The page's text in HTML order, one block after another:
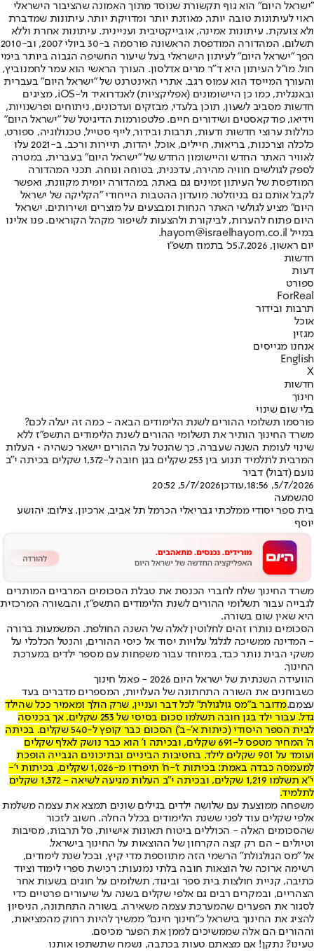
"ישראל היום" הוא גוף תקשורת שנוסד מתוך האמונה שהציבור הישראלי
ראוי לעיתונות טובה יותר, מאוזנת יותר ומדויקת יותר. עיתונות שמדברת
ולא צועקת. עיתונות אמינה, אובייקטיבית ועניינית. עיתונות אחרת וללא
תשלום. המהדורה המודפסת הראשונה פורסמה ב-30 ביולי 2007, וב-2010
הפך "ישראל היום" לעיתון הישראלי בעל שיעור החשיפה הגבוה ביותר בימי
חול. מו"ל העיתון היא ד"ר מרים אדלסון. העורך הראשי הוא עמר לחמנוביץ,
והעורך המייסד הוא עמוס רגב. אתרי האינטרנט של "ישראל היום" בעברית
ובאנגלית, כמו כן היישומונים (אפליקציות) לאנדרואיד ול-iOS, מציגים
חדשות מסביב לשעון, תוכן בלעדי, מבזקים ועדכונים, ניתוחים ופרשנויות,
וידיאו, פודקאסטים ושידורים חיים. פלטפורמות הדיגיטל של "ישראל היום"
כוללות ערוצי חדשות ודעות, תרבות ובידור, לייף סטייל, טכנולוגיה, ספורט,
כלכלה וצרכנות, בריאות, חיילים, אוכל, יהדות, תיירות ורכב. ב-2021 עלו
לאוויר האתר החדש והיישומון החדש של "ישראל היום" בעברית, במטרה
לספק לגולשים חוויה מהירה, עדכנית, בטוחה ונוחה. תכני המהדורה
המודפסת של העיתון זמינים גם באתר, במהדורה יומית מקוונת, ואפשר
לקבל אותם גם בניוזלטר. מועדון ההטבות הייחודי "הקליקה של ישראל
היום" מציע לגולשי האתר הנחות ומבצעים על מוצרים ושירותים. ישראל
היום פתוח להערות, לביקורת ולהצעות לשיפור מקהל הקוראים. פנו אלינו
במייל hayom@israelhayom.co.il.
יום ראשון, 5.7.2026
כ' בתמוז תשפ"ו
חדשות
דעות
ספורט
ForReal
תרבות ובידור
אוכל
מגזין
אנחנו מגייסים
English
X
חדשות
חינוך
בלי שום שינוי
פורסמו תשלומי ההורים לשנת הלימודים הבאה - כמה זה יעלה לכם?
משרד החינוך הותיר את תשלומי ההורים לשנת הלימודים התשפ"ז ללא
שינוי לעומת השנה שעברה, כך שהנטל על ההורים יישאר כשהיה • העלות
המרבית לתלמיד תנוע בין 253 שקלים בגן חובה ל-1,372 שקלים בכיתה י"ב
נועם (דבול) דביר
5/7/2026, 18:56
,עודכן5/7/2026, 20:52
0השמעה
בית ספר יסודי ממלכתי גבריאלי הכרמל תל אביב, ארכיון. צילום: יהושע
יוסף
משרד החינוך שלח לחברי הכנסת את טבלת הסכומים המרביים המותרים
לגבייה עבור תשלומי ההורים לשנת הלימודים התשפ"ז, והבשורה המרכזית
היא שאין שום בשורה.
הסכומים נותרו זהים לחלוטין לאלה של השנה החולפת. המשמעות ברורה
- המדינה ממשיכה לגלגל עלויות יסוד אל כיסי ההורים, והנטל הכלכלי על
משקי הבית נותר כבד, במיוחד עבור משפחות עם מספר ילדים במערכת
החינוך.
הוועידה השנתית של ישראל היום 2026 - פאנל חינוך
כשבוחנים את השורה התחתונה של העלויות, המספרים מדברים בעד
עצמם.מדובר ב"מס גולגולת" לכל דבר ועניין, שרק הולך ומאמיר ככל שהילד
גדל. עבור ילד בגן חובה תשלמו סכום בסיסי של 253 שקלים, אך בכניסה
לבית הספר היסודי (כיתות א'-ב') הסכום כבר קופץ ל-540 שקלים. בכיתה
ה' המחיר מטפס ל-691 שקלים, ובכיתה ו' הוא כבר נושק לאלף שקלים
ועומד על 901 שקלים לילד. בחטיבות הביניים ובתיכונים הגבייה הופכת
למעמסה כבדה באמת: בכיתות ז'-ח' תיפרדו מ-1,026 שקלים, בכיתות י'-
י"א תשלמו 1,219 שקלים, ובכיתה י"ב העלות מגיעה לשיאה - 1,372 שקלים
לתלמיד.
משפחה ממוצעת עם שלושה ילדים בגילים שונים תמצא את עצמה משלמת
אלפי שקלים עוד לפני ששנת הלימודים בכלל החלה. חשוב לזכור
שהסכומים האלה - הכוללים ביטוח תאונות אישיות, סל תרבות, מסיבות
וטיולים - הם רק קצה הקרחון של ההוצאות על החינוך בישראל.
אל "מס הגולגולת" הרשמי הזה מתווספת מדי קיץ, ובכל שנת לימודים,
רשימה ארוכה של הוצאות חובה בלתי נמנעות: רכישת ספרי לימוד וציוד
כתיבה, קניית חולצות בית ספר וביגוד, תשלומים על חוגים בשעות אחר
הצהריים, ובמקרים רבים גם אלפי שקלים בשנה על שיעורים פרטיים כדי
לסגור את הפערים שהמערכת עצמה משאירה. בשורה התחתונה, הניסיון
להציג את החינוך בישראל כ"חינוך חינם" ממשיך להיות רחוק מהמציאות,
וההורים הם אלה שממשיכים לממן את הפער מכיסם.
טעינו? נתקן! אם מצאתם טעות בכתבה, נשמח שתשתפו אותנו